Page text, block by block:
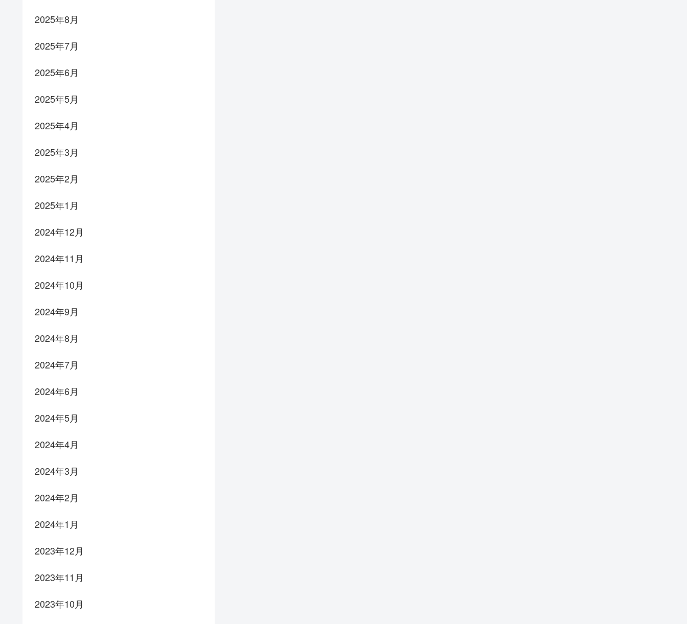
2025年8月
2025年7月
2025年6月
2025年5月
2025年4月
2025年3月
2025年2月
2025年1月
2024年12月
2024年11月
2024年10月
2024年9月
2024年8月
2024年7月
2024年6月
2024年5月
2024年4月
2024年3月
2024年2月
2024年1月
2023年12月
2023年11月
2023年10月